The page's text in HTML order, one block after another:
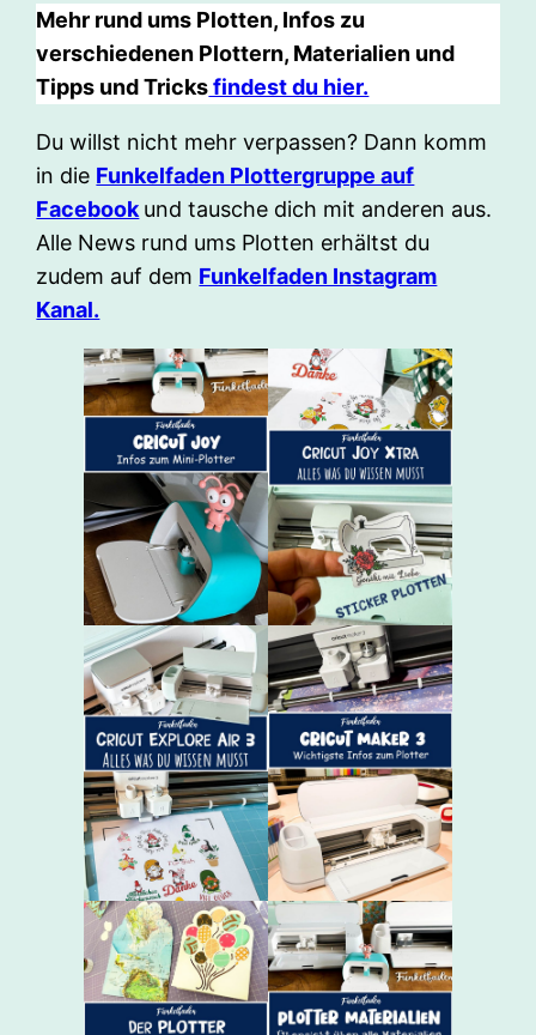
Mehr rund ums Plotten, Infos zu
verschiedenen Plottern, Materialien und
Tipps und Tricksfindest du hier.
Du willst nicht mehr verpassen? Dann komm
in die Funkelfaden Plottergruppe auf
Facebook und tausche dich mit anderen aus.
Alle News rund ums Plotten erhältst du
zudem auf dem Funkelfaden Instagram
Kanal.